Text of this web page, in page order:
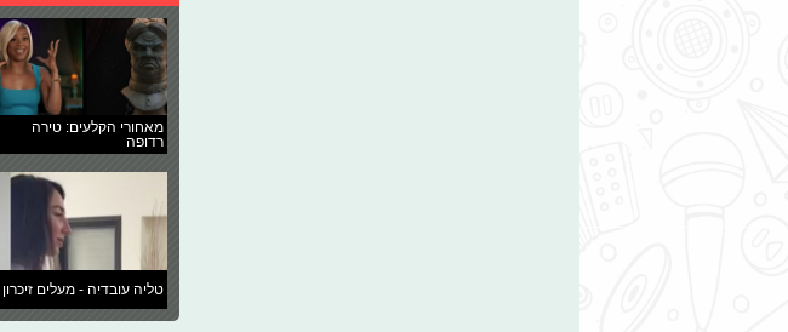
מאחורי הקלעים: טירה
רדופה
טליה עובדיה - מעלים זיכרון